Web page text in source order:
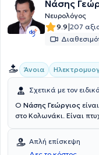
Νάσης
Νευρολόγος
9.9|207
Άνοια
Σχετικά με τον ειδικό
Ο Νάσης Γεώργιος
στο Κολωνάκι. Είναι
στην Ψυχιατρική στο
η ολοκλήρωση της
Απλή επίσκεψη